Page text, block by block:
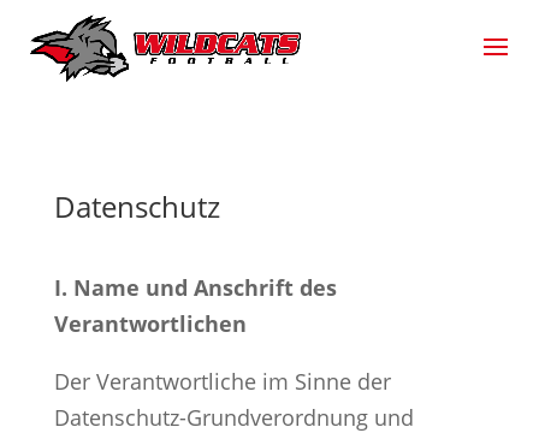
Datenschutz
I. Name und Anschrift des
Verantwortlichen
Der Verantwortliche im Sinne der
Datenschutz-Grundverordnung und